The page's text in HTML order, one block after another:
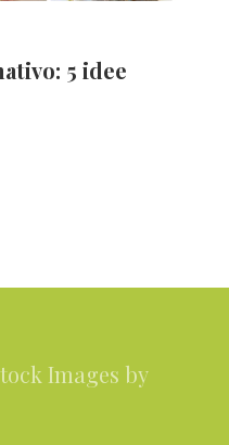
5 idee
Images by